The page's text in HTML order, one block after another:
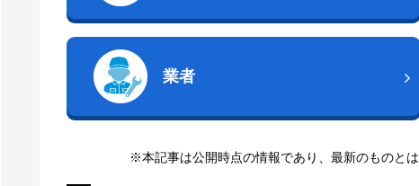
業者
※本記事は公開時点の情報であり、最新のものと